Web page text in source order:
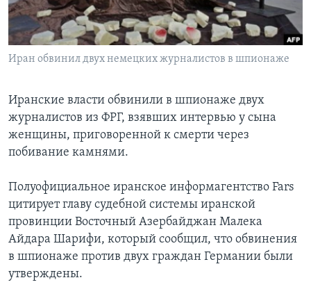
Learning English
СОЦИАЛЬНЫЕ СЕТИ
Языки
Иран обвинил двух немецких журналистов в шпионаже
Иранские власти обвинили в шпионаже двух
журналистов из ФРГ, взявших интервью у сына
женщины, приговоренной к смерти через
побивание камнями.
Полуофициальное иранское информагентство Fars
цитирует главу судебной системы иранской
провинции Восточный Азербайджан Малека
Айдара Шарифи, который сообщил, что обвинения
в шпионаже против двух граждан Германии были
утверждены.